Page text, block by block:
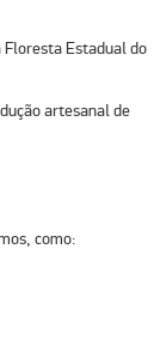
Floresta Estadual do
artesanal de
como: